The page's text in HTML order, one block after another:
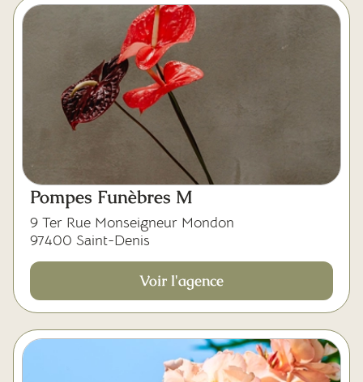
Pompes Funèbres M
9 Ter Rue Monseigneur Mondon
97400 Saint-Denis
Voir l'agence